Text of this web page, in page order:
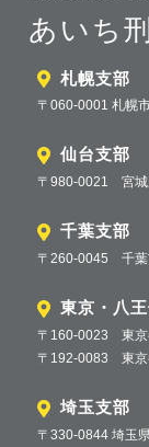
あいち
札幌支部
〒060-0001 札幌
仙台支部
〒980-0021 宮城
千葉支部
〒260-0045 千葉
東京・八
〒160-0023 東京
〒192-0083 東京
埼玉支部
〒330-0844 埼玉